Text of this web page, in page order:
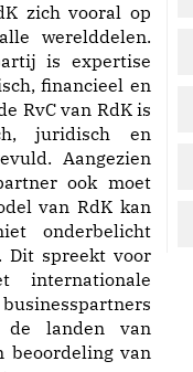
zich vooral op
werelddelen.
is expertise
financieel en
RvC van RdK is
juridisch en
Aangezien
ook moet
van RdK kan
onderbelicht
Dit spreekt voor
internationale
de landen van
beoordeling van